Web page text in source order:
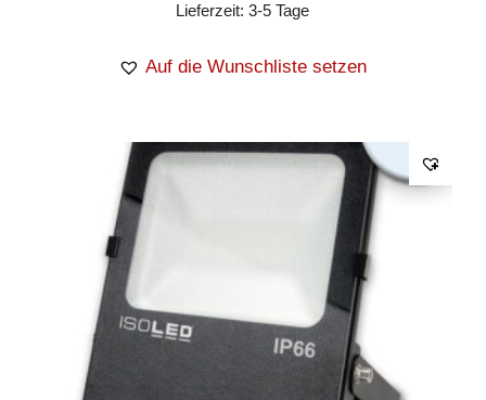
Lieferzeit:3-5 Tage
Auf die Wunschliste setzen